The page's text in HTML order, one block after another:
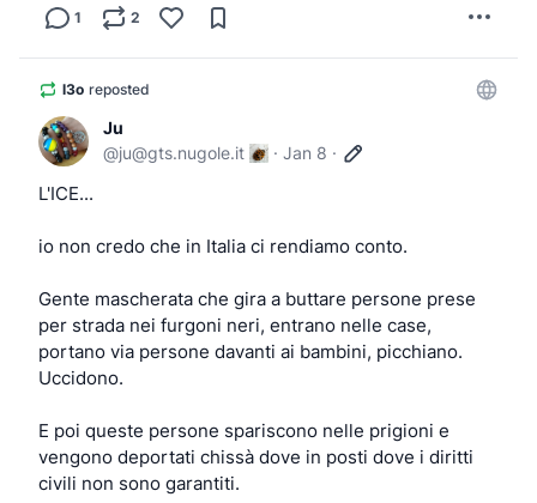
1 2
l3o reposted
Ju
@ju@gts.nugole.it · Jan 8 ·
L'ICE...
io non credo che in Italia ci rendiamo conto.
Gente mascherata che gira a buttare persone prese
per strada nei furgoni neri, entrano nelle case,
portano via persone davanti ai bambini, picchiano.
Uccidono.
E poi queste persone spariscono nelle prigioni e
vengono deportati chissà dove in posti dove i diritti
civili non sono garantiti.